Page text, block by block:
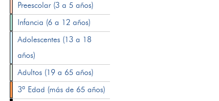
Preescolar (3 a 5 años)
Infancia (6 a 12 años)
Adolescentes (13 a 18
años)
Adultos (19 a 65 años)
3ª Edad (más de 65 años)